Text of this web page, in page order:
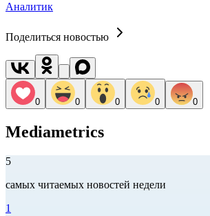
Аналитик
Поделиться новостью
0 0 0 0 0
Mediametrics
5
самых читаемых новостей недели
1